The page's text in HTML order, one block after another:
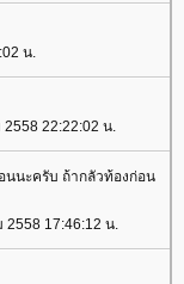
น.
22:22:02 น.
นะครับ ถ้ากลัวท้องก่อน
17:46:12 น.